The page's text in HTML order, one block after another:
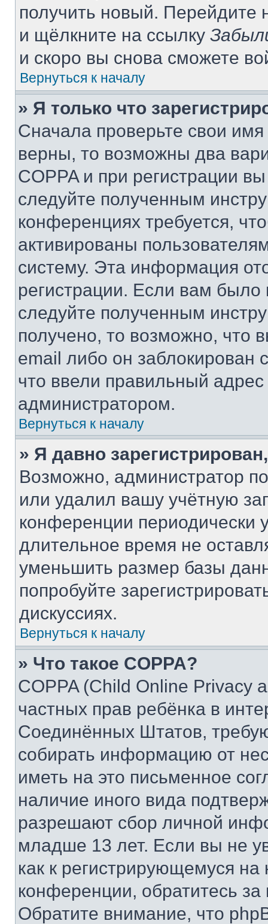
получить новый. Перейдите
и щёлкните на ссылку
и скоро вы снова сможете
Вернуться к началу
» Я только что
Сначала проверьте свои
верны, то возможны два
COPPA и при регистрации
следуйте полученным
конференциях требуется,
активированы
систему. Эта информация
регистрации. Если вам
следуйте полученным
получено, то возможно, что
email либо он
что ввели правильный адрес
администратором.
Вернуться к началу
» Я давно
Возможно, администратор
или удалил вашу учётную
конференции периодически
длительное время не
уменьшить размер базы
попробуйте
дискуссиях.
Вернуться к началу
» Что такое COPPA?
COPPA (Child Online Privacy
частных прав ребёнка в
Соединённых Штатов,
собирать информацию от
иметь на это письменное
наличие иного вида
разрешают сбор личной
младше 13 лет. Если вы не
как к регистрирующемуся
конференции, обратитесь
Обратите внимание, что